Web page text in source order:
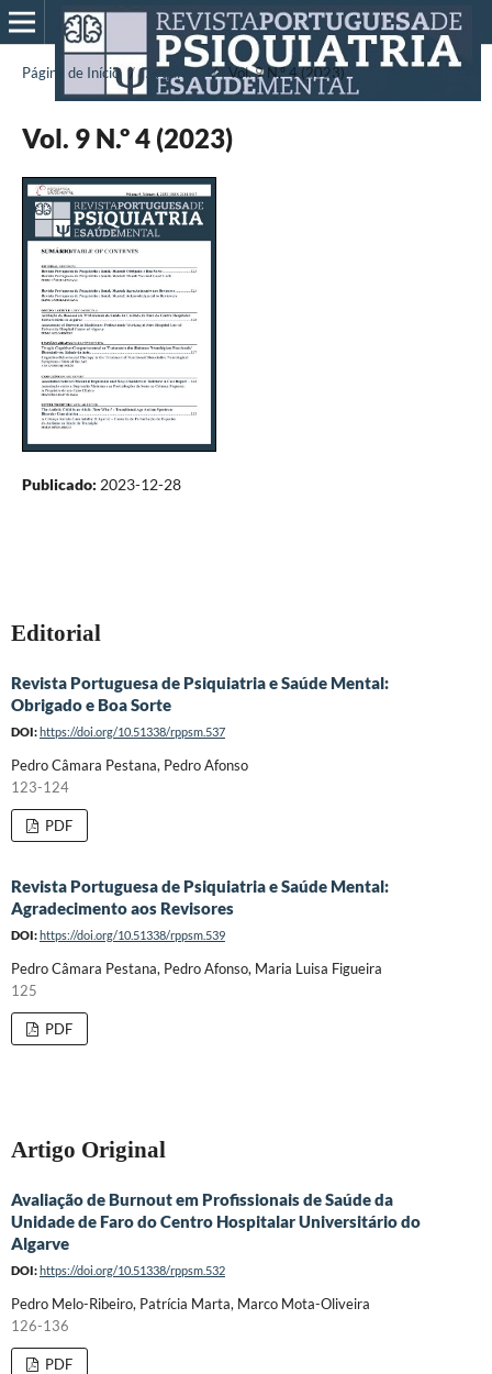
Página de Início / Arquivos / Vol. 9 N.º 4 (2023)
Vol. 9 N.º 4 (2023)
Publicado: 2023-12-28
Editorial
Revista Portuguesa de Psiquiatria e Saúde Mental:
Obrigado e Boa Sorte
DOI:https://doi.org/10.51338/rppsm.537
Pedro Câmara Pestana, Pedro Afonso
123-124
PDF
Revista Portuguesa de Psiquiatria e Saúde Mental:
Agradecimento aos Revisores
DOI:https://doi.org/10.51338/rppsm.539
Pedro Câmara Pestana, Pedro Afonso, Maria Luisa Figueira
125
PDF
Artigo Original
Avaliação de Burnout em Profissionais de Saúde da
Unidade de Faro do Centro Hospitalar Universitário do
Algarve
DOI:https://doi.org/10.51338/rppsm.532
Pedro Melo-Ribeiro, Patrícia Marta, Marco Mota-Oliveira
126-136
PDF